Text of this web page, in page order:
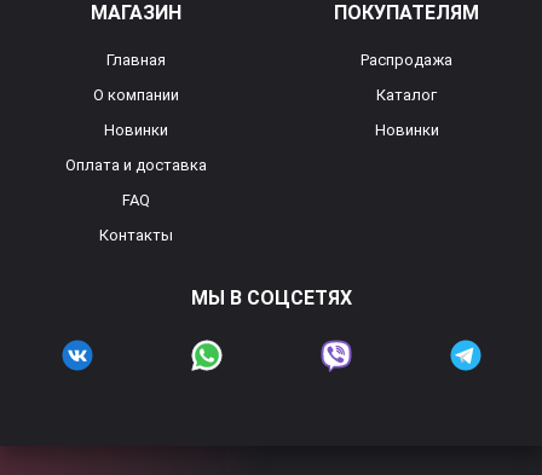
МАГАЗИН
Главная
О компании
Новинки
Оплата и доставка
FAQ
Контакты
ПОКУПАТЕЛЯМ
Распродажа
Каталог
Новинки
МЫ В СОЦСЕТЯХ